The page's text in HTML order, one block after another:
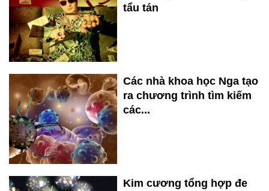
tẩu tán
Các nhà khoa học Nga tạo
ra chương trình tìm kiếm
các...
Kim cương tổng hợp đe